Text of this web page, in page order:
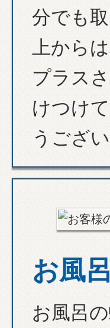
分でも
上から
プラス
けつけ
うござ
お風
お風呂